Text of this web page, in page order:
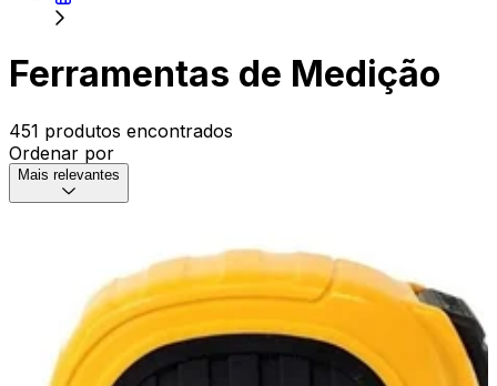
Ferramentas de Medição
451 produtos encontrados
Ordenar por
Mais relevantes